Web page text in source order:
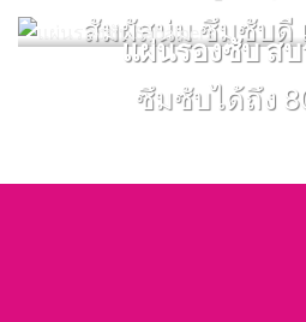
สัมผัสนุ่ม ซึมซับดี
แผ่นรองซับ สบ
ซึมซับได้ถึง